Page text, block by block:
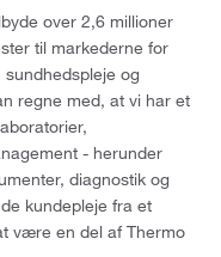
over 2,6 millioner
til markederne for
og
regne med, at vi har et
- herunder
diagnostik og
kundepleje fra et
være en del af Thermo